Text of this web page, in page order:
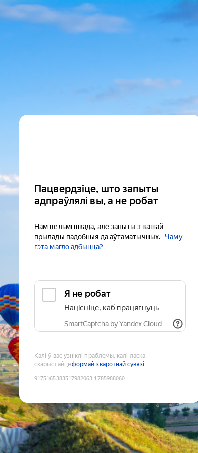
Пацвердзіце, што запыты
адпраўлялі вы, а не робат
Нам вельмі шкада, але запыты з вашай
прылады падобныя да аўтаматычных.
Чаму
гэта магло адбыцца?
Я не робат
Націсніце, каб працягнуць
SmartCaptcha by Yandex Cloud
Калі ў вас узніклі праблемы, калі ласка,
скарыстайцеформай зваротнай сувязі
9175165383517982063:1785988060